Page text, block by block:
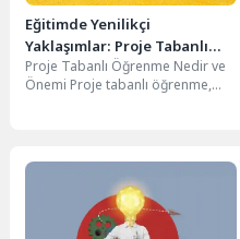
Eğitimde Yenilikçi
Yaklaşımlar: Proje Tabanlı
Öğrenme
Proje Tabanlı Öğrenme Nedir ve
Önemi Proje tabanlı öğrenme,